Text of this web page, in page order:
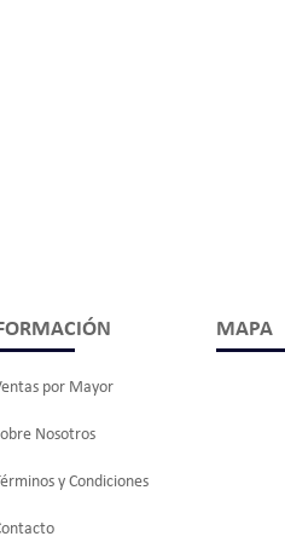
por Mayor
Nosotros
y Condiciones
MAPA